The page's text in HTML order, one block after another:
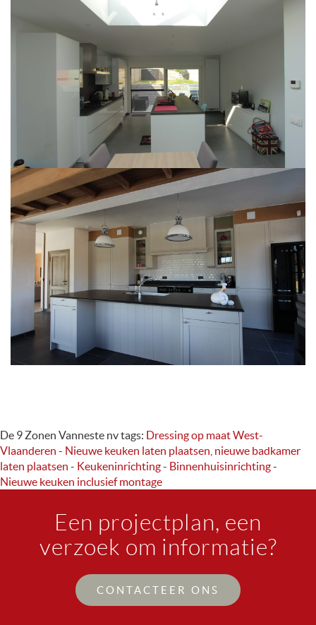
De 9 Zonen Vanneste nvtags: Dressing op maat West-
Vlaanderen - Nieuwe keuken laten plaatsen, nieuwe badkamer
laten plaatsen - Keukeninrichting- Binnenhuisinrichting-
Nieuwe keuken inclusief montage
Een projectplan, een
verzoek om informatie?
CONTACTEER ONS